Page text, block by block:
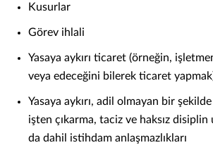
Kusurlar
Görev ihlali
Yasaya aykırı ticaret (örneğin,
veya edeceğini bilerek ticaret
Yasaya aykırı, adil olmayan bir
işten çıkarma, taciz ve haksız disiplin
da dahil istihdam anlaşmazlıkları